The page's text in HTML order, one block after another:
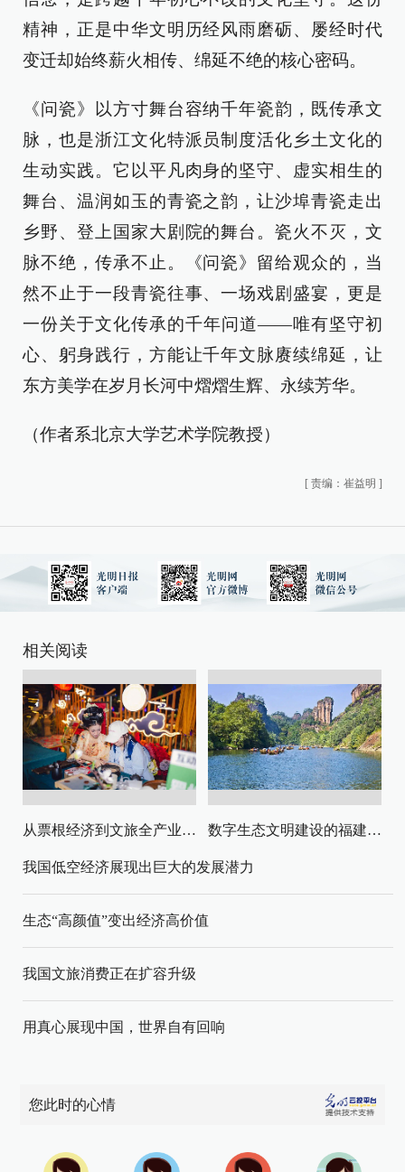
精神，正是中华文明历经风雨磨砺、屡经时代
变迁却始终薪火相传、绵延不绝的核心密码。
《问瓷》以方寸舞台容纳千年瓷韵，既传承文
脉，也是浙江文化特派员制度活化乡土文化的
生动实践。它以平凡肉身的坚守、虚实相生的
舞台、温润如玉的青瓷之韵，让沙埠青瓷走出
乡野、登上国家大剧院的舞台。瓷火不灭，文
脉不绝，传承不止。《问瓷》留给观众的，当
然不止于一段青瓷往事、一场戏剧盛宴，更是
一份关于文化传承的千年问道——唯有坚守初
心、躬身践行，方能让千年文脉赓续绵延，让
东方美学在岁月长河中熠熠生辉、永续芳华。
（作者系北京大学艺术学院教授）
[ 责编：崔益明 ]
相关阅读
从票根经济到文旅全产业链升级 数字生态文明建设的福建路径与启示
我国低空经济展现出巨大的发展潜力
生态“高颜值”变出经济高价值
我国文旅消费正在扩容升级
用真心展现中国，世界自有回响
您此时的心情